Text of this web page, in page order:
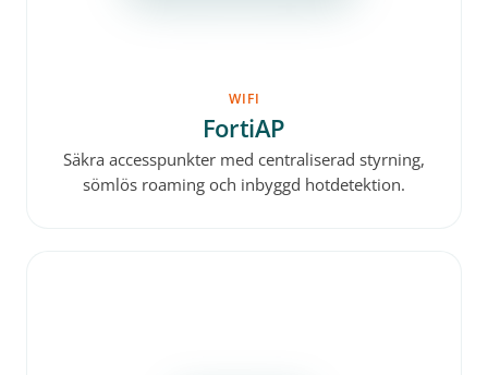
WIFI
FortiAP
Säkra accesspunkter med centraliserad styrning,
sömlös roaming och inbyggd hot­detektion.